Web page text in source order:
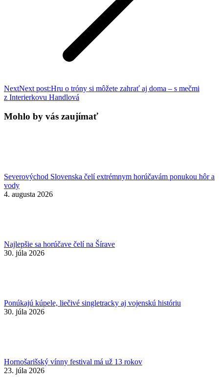
NextNext post:Hru o tróny si môžete zahrať aj doma – s mečmi
z Interierkovu Handlová
Mohlo by vás zaujímať
Severovýchod Slovenska čelí extrémnym horúčavám ponukou hôr a
vody
4. augusta 2026
Najlepšie sa horúčave čelí na Šírave
30. júla 2026
Ponúkajú kúpele, liečivé singletracky aj vojenskú históriu
30. júla 2026
Hornošarišský vínny festival má už 13 rokov
23. júla 2026